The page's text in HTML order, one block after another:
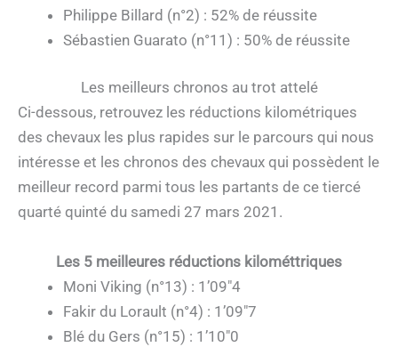
Philippe Billard (n°2) : 52% de réussite
Sébastien Guarato (n°11) : 50% de réussite
Les meilleurs chronos au trot attelé
Ci-dessous, retrouvez les réductions kilométriques
des chevaux les plus rapides sur le parcours qui nous
intéresse et les chronos des chevaux qui possèdent le
meilleur record parmi tous les partants de ce tiercé
quarté quinté du samedi 27 mars 2021.
Les 5 meilleures réductions kilométtriques
Moni Viking (n°13) : 1’09″4
Fakir du Lorault (n°4) : 1’09″7
Blé du Gers (n°15) : 1’10″0